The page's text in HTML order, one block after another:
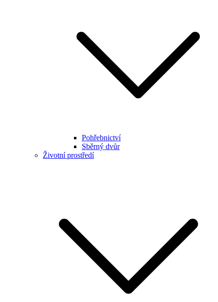
Pohřebnictví
Sběrný dvůr
Životní prostředí